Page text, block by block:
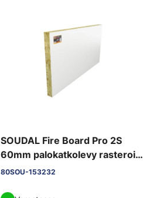
SOUDAL Fire Board Pro 2S
60mm palokatkolevy rasteroitu
kaksipuoleinen
80SOU-153232